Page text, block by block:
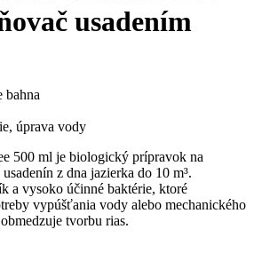
usadením
bahna
úprava vody
500 ml je biologický prípravok na
z dna jazierka do 10 m³.
a vysoko účinné baktérie, ktoré
vypúšťania vody alebo mechanického
tvorbu rias.